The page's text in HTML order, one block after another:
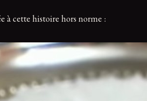
à cette histoire hors norme :